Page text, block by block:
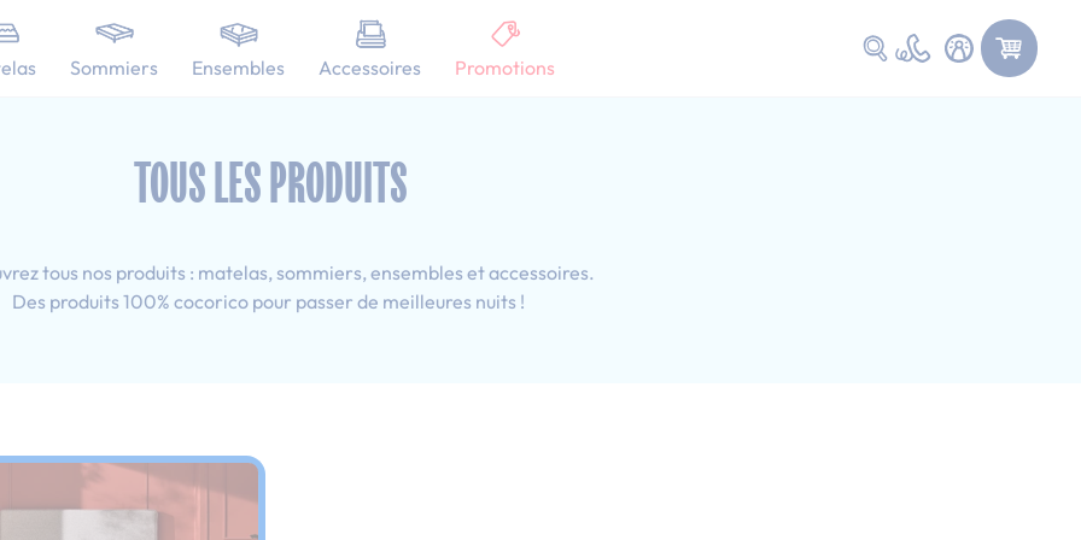
Sommiers Ensembles Accessoires Promotions
Faire une recherche
cm
TOUS LES PRODUITS
tous nos produits : matelas, sommiers, ensembles et accessoires.
Des produits 100% cocorico pour passer de meilleures nuits !